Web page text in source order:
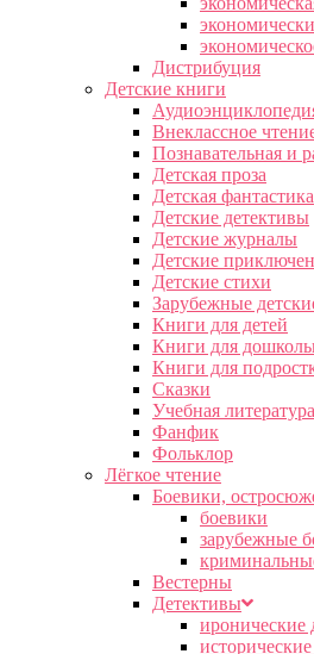
Дистрибуция
Детские книги
Внеклассное
Познавательная и
Детская проза
Детская фантастика
Детские детективы
Детские журналы
Детские
Детские стихи
Зарубежные
Книги для детей
Книги для
Книги для
Сказки
Учебная литература
Фанфик
Фольклор
Лёгкое чтение
Боевики,
боевики
зарубежные
Вестерны
Детективы
иронические